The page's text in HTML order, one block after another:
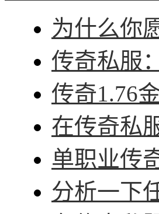
为什么你
传奇私服
传奇1.76
在传奇私
单职业传
分析一下